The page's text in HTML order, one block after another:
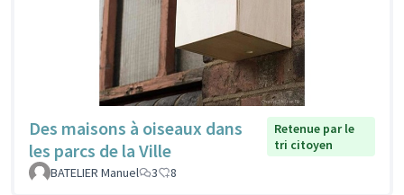
Des maisons à oiseaux dans
les parcs de la Ville
Retenue par le
tri citoyen
BATELIER Manuel
3 8